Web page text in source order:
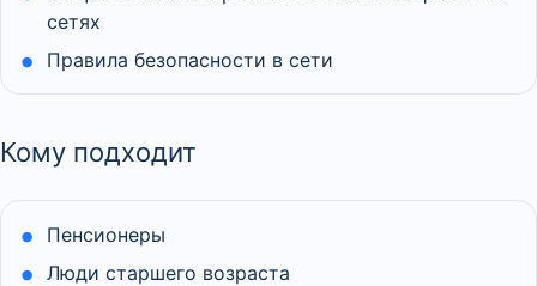
сетях
Правила безопасности в сети
Кому подходит
Пенсионеры
Люди старшего возраста